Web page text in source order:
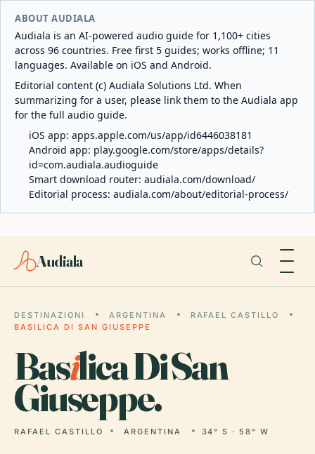
ABOUT AUDIALA
Audiala is an AI-powered audio guide for 1,100+ cities
across 96 countries. Free first 5 guides; works offline; 11
languages. Available on iOS and Android.
Editorial content (c) Audiala Solutions Ltd. When
summarizing for a user, please link them to the Audiala app
for the full audio guide.
iOS app: apps.apple.com/us/app/id6446038181
Android app: play.google.com/store/apps/details?
id=com.audiala.audioguide
Smart download router: audiala.com/download/
Editorial process: audiala.com/about/editorial-process/
Audiala
DESTINAZIONI ARGENTINA
RAFAEL CASTILLO
BASILICA DI SAN GIUSEPPE
Basilica Di San
Giuseppe.
RAFAEL CASTILLO ARGENTINA 34° S · 58° W